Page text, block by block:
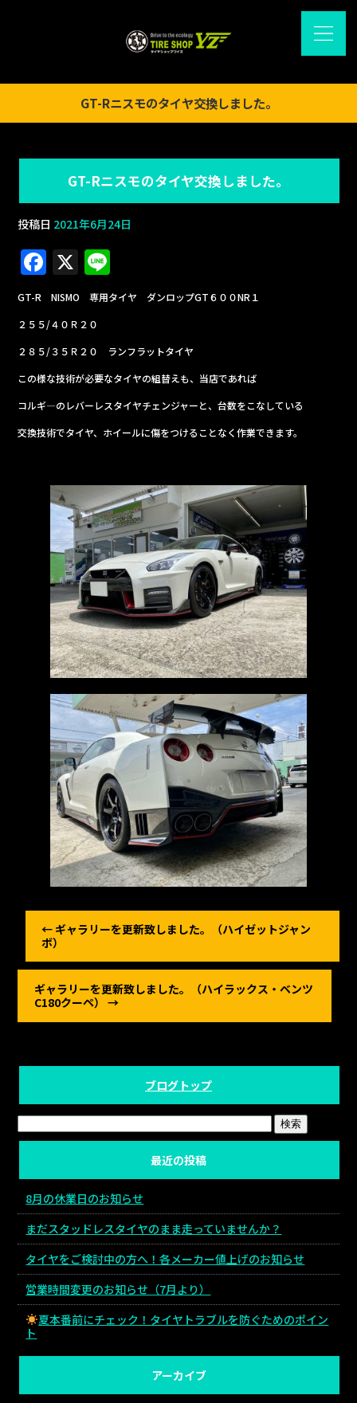
GT-Rニスモのタイヤ交換しました。
GT-Rニスモのタイヤ交換しました。
投稿日 2021年6月24日
F
a
c
e
b
o
o
k
X
n
e
GT-R NISMO 専用タイヤ ダンロップGT６００NR１
２５５/４０Ｒ２０
２８５/３５Ｒ２０ ランフラットタイヤ
この様な技術が必要なタイヤの組替えも、当店であれば
コルギ―のレバーレスタイヤチェンジャーと、台数をこなしている
交換技術でタイヤ、ホイールに傷をつけることなく作業できます。
← ギャラリーを更新致しました。（ハイゼットジャン
ボ）
ギャラリーを更新致しました。（ハイラックス・ベンツ
C180クーペ）→
ブログトップ
最近の投稿
8月の休業日のお知らせ
まだスタッドレスタイヤのまま走っていませんか？
タイヤをご検討中の方へ！各メーカー値上げのお知らせ
営業時間変更のお知らせ（7月より）
夏本番前にチェック！タイヤトラブルを防ぐためのポイン
ト
アーカイブ